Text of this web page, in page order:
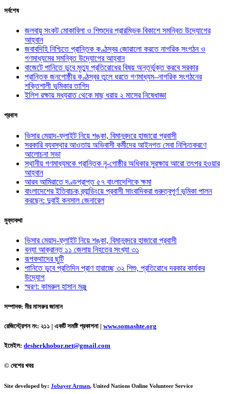
সর্বশেষ
জলবায়ু সংকট মোকাবিলা ও শিশুদের প্রারম্ভিক বিকাশে সমন্বিত উদ্যোগের
আহ্বান
জবাবদিহি নিশ্চিতে প্রান্তিক কণ্ঠস্বর জোরালো করতে নাগরিক সংগঠন ও
গণমাধ্যমের সমন্বিত উদ্যোগের আহ্বান
বাজেটে পানিতে ডুবে মৃত্যু প্রতিরোধের বিষয় অন্তর্ভুক্ত করবে সরকার
প্রান্তিক জনগোষ্ঠীর কণ্ঠস্বর তুলে ধরতে গণমাধ্যম–নাগরিক সংগঠনের
শক্তিশালী ভূমিকার তাগিদ
ইলিশ রক্ষায় মধ্যরাত থেকে মাছ ধরায় ২ মাসের নিষেধাজ্ঞা
প্রবাস
ভিসার মেয়াদ-ফ্লাইট নিয়ে শঙ্কা, বিমানবন্দরে হাজারো প্রবাসী
সরকারি ব্যবস্থার আওতায় অভিবাসী কর্মীদের আইনগত সেবা নিশ্চিতকরণে
আলোচনা সভা
স্থানীয় গণমাধ্যমকে প্রান্তিক নৃ-গোষ্ঠীর অধিকার সুরক্ষায় আরো তৎপর হওয়ার
আহ্বান
আরব আমিরাতে দণ্ডপ্রাপ্ত ৫৭ বাংলাদেশিকে ক্ষমা
বাংলাদেশের ইতিবাচক ব্র্যান্ডিংয়ে প্রবাসী সাংবাদিকরা গুরুত্বপূর্ণ ভূমিকা পালন
করছেন: দুবাই কনসাল জেনারেল
মুক্তকথা
ভিসার মেয়াদ-ফ্লাইট নিয়ে শঙ্কা, বিমানবন্দরে হাজারো প্রবাসী
বন্যা আক্রান্ত ১১ জেলায় নিহতের সংখ্যা ৩১
রূপকথাদের ছুটি
পানিতে ডুবে প্রতিদিন প্রাণ হারাচ্ছে ৩২ শিশু, প্রতিরোধে দরকার কার্যকর
উদ্যোগ
স্মরণ: কামরুল হাসান মঞ্জু
সম্পাদক: মীর মাসরুর জামান
রেজিস্ট্রেশন নং: ২১১ | একটি সমষ্টি প্রকাশনা | www.somashte.org
ইমেইল: desherkhobor.net@gmail.com
© দেশের খবর
Site developed by: Jobayer Arman, United Nations Online Volunteer Service